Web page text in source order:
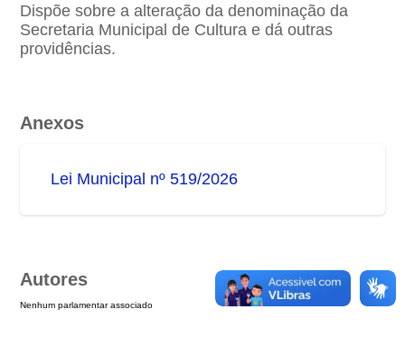
Dispõe sobre a alteração da denominação da
Secretaria Municipal de Cultura e dá outras
providências.
Anexos
Lei Municipal nº 519/2026
Autores
Nenhum parlamentar associado